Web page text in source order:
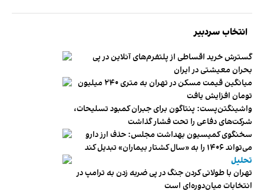
انتخاب سردبیر
گسترش خرید اقساطی از پلتفرم‌های آنلاین در پی
بحران معیشتی در ایران
میانگین قیمت مسکن در تهران به متری ۲۴۰ میلیون
تومان افزایش یافت
واشینگتن‌پست: پنتاگون برای جبران کمبود تسلیحات،
شرکت‌های دفاعی را تحت فشار گذاشت
سخنگوی کمیسیون بهداشت مجلس: حذف ارز دارو
می‌تواند ۱۴۰۶ را به «سال کشتار بیماران» تبدیل کند
تحلیل
تهران با طولانی کردن جنگ در پی ضربه زدن به ترامپ در
انتخابات میان‌دوره‌ای است